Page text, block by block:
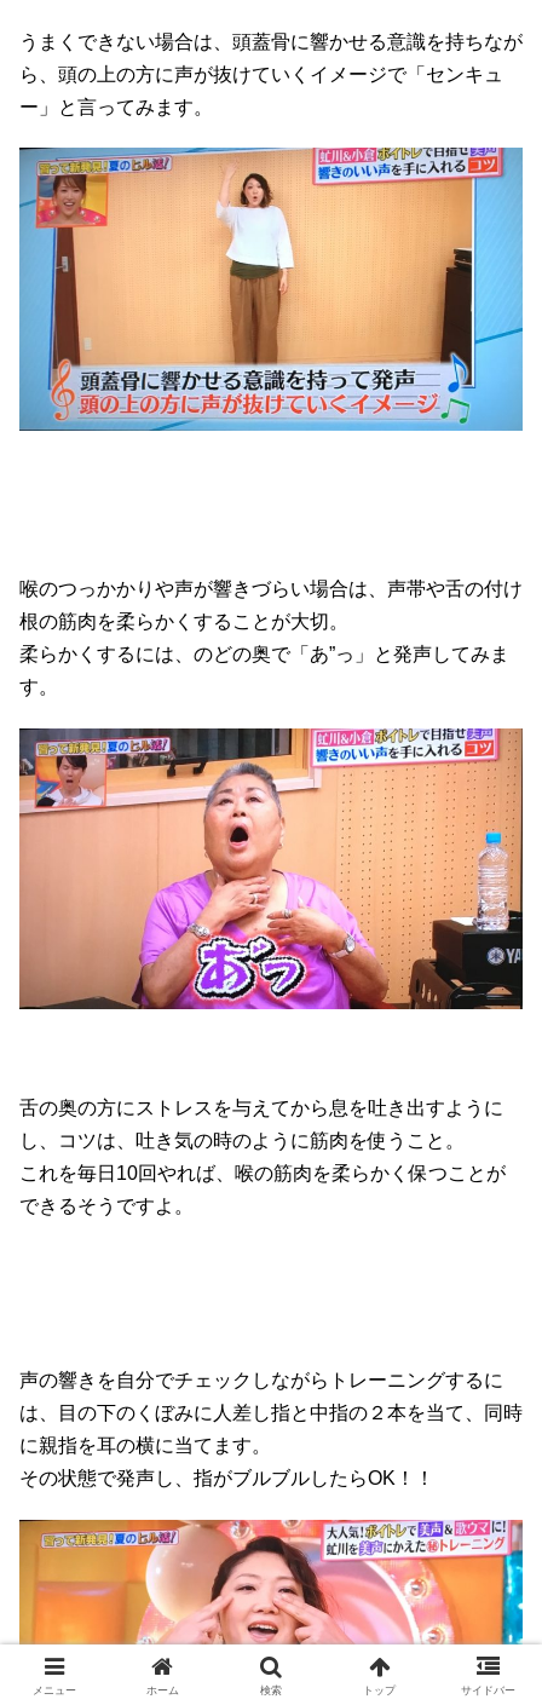
うまくできない場合は、頭蓋骨に響かせる意識を持ちなが
ら、頭の上の方に声が抜けていくイメージで「センキュ
ー」と言ってみます。
喉のつっかかりや声が響きづらい場合は、声帯や舌の付け
根の筋肉を柔らかくすることが大切。
柔らかくするには、のどの奥で「あ”っ」と発声してみま
す。
舌の奥の方にストレスを与えてから息を吐き出すように
し、コツは、吐き気の時のように筋肉を使うこと。
これを毎日10回やれば、喉の筋肉を柔らかく保つことが
できるそうですよ。
声の響きを自分でチェックしながらトレーニングするに
は、目の下のくぼみに人差し指と中指の２本を当て、同時
に親指を耳の横に当てます。
その状態で発声し、指がブルブルしたらOK！！
メニュー ホーム 検索 トップ サイドバー